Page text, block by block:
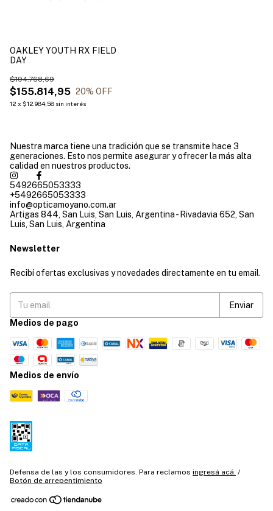
OAKLEY YOUTH RX FIELD
DAY
$155.814,95
$194.768,69
20% OFF
12 x $12.984,58 sin interés
Nuestra marca tiene una tradición que se transmite hace 3
generaciones. Esto nos permite asegurar y ofrecer la más alta
calidad en nuestros productos.
5492665053333
+5492665053333
info@opticamoyano.com.ar
Artigas 844, San Luis, San Luis, Argentina - Rivadavia 652, San
Luis, San Luis, Argentina
Newsletter
Recibí ofertas exclusivas y novedades directamente en tu email.
Medios de pago
Medios de envío
Defensa de las y los consumidores. Para reclamos ingresá acá. /
Botón de arrepentimiento